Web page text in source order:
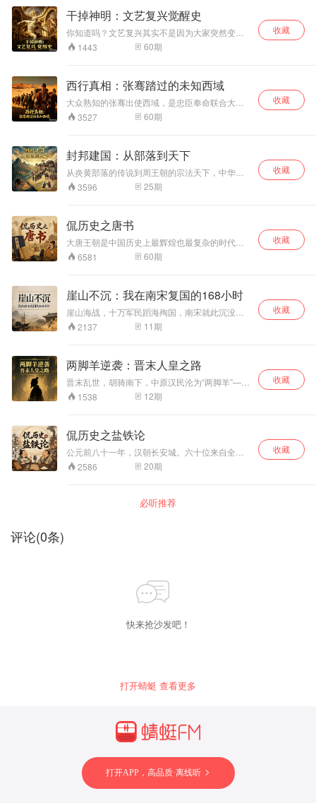
与危机的问题。这
段历史，就是一部
关于帝国生存与死
亡的教科书，而
局。这不仅是帝国
的历史，更是组织
二。从巅峰到深渊，唐朝只用了8年。这8年发生
了什么？是命运的偶然还是制度的必然？本专辑
将带你回到那个惊天巨变的年代，从政治、军
事、人性多个维度，还原这场浩劫的完整图景。
干掉神明：文艺复兴觉醒史
你知道吗？文艺复兴其实不是因为大家突然变聪
明了，而是因为一群意大利暴发户想显摆。佛罗
伦萨的银行家们钱多到烧手，又不能晒跑车，只
世界的文艺大秀就这么开演了。这张专辑不聊枯
燥的年代，只讲好玩的故事：达芬奇是怎么被雇
主逼疯的，米开朗基罗和教皇的爱恨情仇，还有
为什么一本小黄书会成为思想解放的旗帜。听完
这张专辑，你不仅能看懂那些光屁股雕塑，还能
1443 60期
收藏
西行真相：张骞踏过的未知西域
大众熟知的张骞出使西域，是忠臣奉命联合大月
氏抗匈的励志故事。但真实历史远非如此——出
使的真正目的藏着多重战略；被匈奴囚禁十年并
最初不为通商，而是军事布局的衍生品。本专辑
逐段拆解《史记》《汉书》原文，对比考古发
现，还原被后世篡改、演义、美化的真实张骞通
西域史。深度叙事带你直面历史的冷峻与复杂，
重新认识这位被刻板标签遮蔽的复杂人物。
3527 60期
收藏
封邦建国：从部落到天下
从炎黄部落的传说到周王朝的宗法天下，中华文
明如何从松散的部落联盟演变为“普天之下莫非王
土”的秩序？本专辑以“封邦建国”为核心，用25集
弈，颠覆“封建”即落后的偏见，还原分封制作为早
期国家治理的精巧设计。你将看到：武王伐纣背
后的战略布局，周公制礼作乐的政治智慧，以及
那些被误解的“天子”“诸侯”如何塑造了中国的基因
——每集一个认知颠覆，带你重新理解那个充满
3596 25期
收藏
侃历史之唐书
大唐王朝是中国历史上最辉煌也最复杂的时代。
它有过贞观之治的清明、开元盛世的繁华，也经
历过安史之乱的断崖、中晚唐的漫长挣扎。 这档
——聊创业团队怎么分崩离析，聊杀兄逼父的人
如何用二十三年证明自己是好皇帝，聊一个女人
怎样突破三重天花板登上皇位，聊盛世为什么总
是自己把自己搞垮。 我们手上有两本正史——
《旧唐书》和《新唐书》。同一段历史，两本书
诛之"vs"杀"）。两本书写作相隔一百多年，背后
的政治需求变了，写出来的历史就变了。这种对
比本身，就是我们理解唐朝的一把钥匙。 我们不
查网上那些乱七八糟的文章，所有内容来自三部
只是讲故事——每集都有制度分析，有"为什么会
这样"的解释，有"我"的个人感受和观点。
6581 60期
收藏
崖山不沉：我在南宋复国的168小时
崖山海战，十万军民蹈海殉国，南宋就此沉没。
但如果一个现代灵魂穿越成八岁的小皇帝赵昺，
在淡水断绝、三面合围的绝境中醒来，历史能否
是一场地狱难度的硬核生存实验——从蒸馏海水
到整编溃兵，从朝堂权斗到革新战船，每一步都
踩在真实历史的裂痕上。听我用现代工程、组织
与博弈知识，一步步把死局盘活，看崖山如何不
沉。
2137 11期
收藏
两脚羊逆袭：晋末人皇之路
晋末乱世，胡骑南下，中原汉民沦为“两脚羊”——
被充作军粮的活人储备。你从一具即将下锅的“军
粮”身份开始，没有金手指，只有穿越者带去的均
草芥的时代，你将见证一个底层流民如何用秩序
重建武装，用制度点燃汉人最后的血勇，踏上
从“两脚羊”到大一统人皇的逆袭征途。
1538 12期
收藏
侃历史之盐铁论
公元前八十一年，汉朝长安城。六十位来自全国
各地的儒家学者被召入皇宫，与执掌天下财政三
十年的御史大夫桑弘羊公开辩论。盐铁该不该国
他们连吵数日，全程有人记录。三十二年后，学
者桓宽将这场辩论整理成书——《盐铁论》。两
2586 20期
收藏
必听推荐
评论(0条)
快来抢沙发吧！
打开蜻蜓 查看更多
打开APP，高品质·离线听